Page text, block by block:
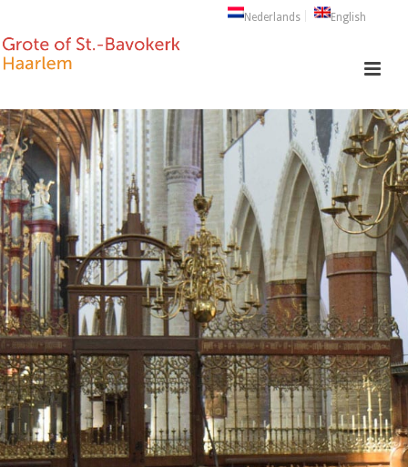
Nederlands English